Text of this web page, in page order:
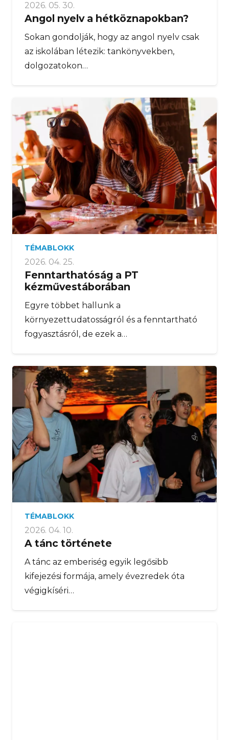
2026. 05. 30.
Angol nyelv a hétköznapokban?
Sokan gondolják, hogy az angol nyelv csak
az iskolában létezik: tankönyvekben,
dolgozatokon…
TÉMABLOKK
2026. 04. 25.
Fenntarthatóság a PT
kézművestáborában
Egyre többet hallunk a
környezettudatosságról és a fenntartható
fogyasztásról, de ezek a…
TÉMABLOKK
2026. 04. 10.
A tánc története
A tánc az emberiség egyik legősibb
kifejezési formája, amely évezredek óta
végigkíséri…